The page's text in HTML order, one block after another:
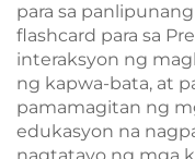
para sa
flashcard para sa
interaksyon ng
ng kapwa-bata, at
pamamagitan ng
edukasyon na